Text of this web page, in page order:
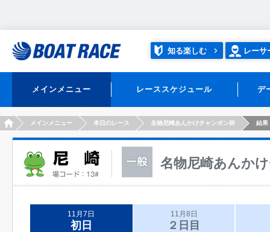
知る楽しむ レーサ
メインメニュー レーススケジュール デ
HOMEメインメニュー 本日のレース 名物尼崎あんかけチャンポン杯 結果
名物尼崎あんか
11月7日
初日
11月8日
２日目